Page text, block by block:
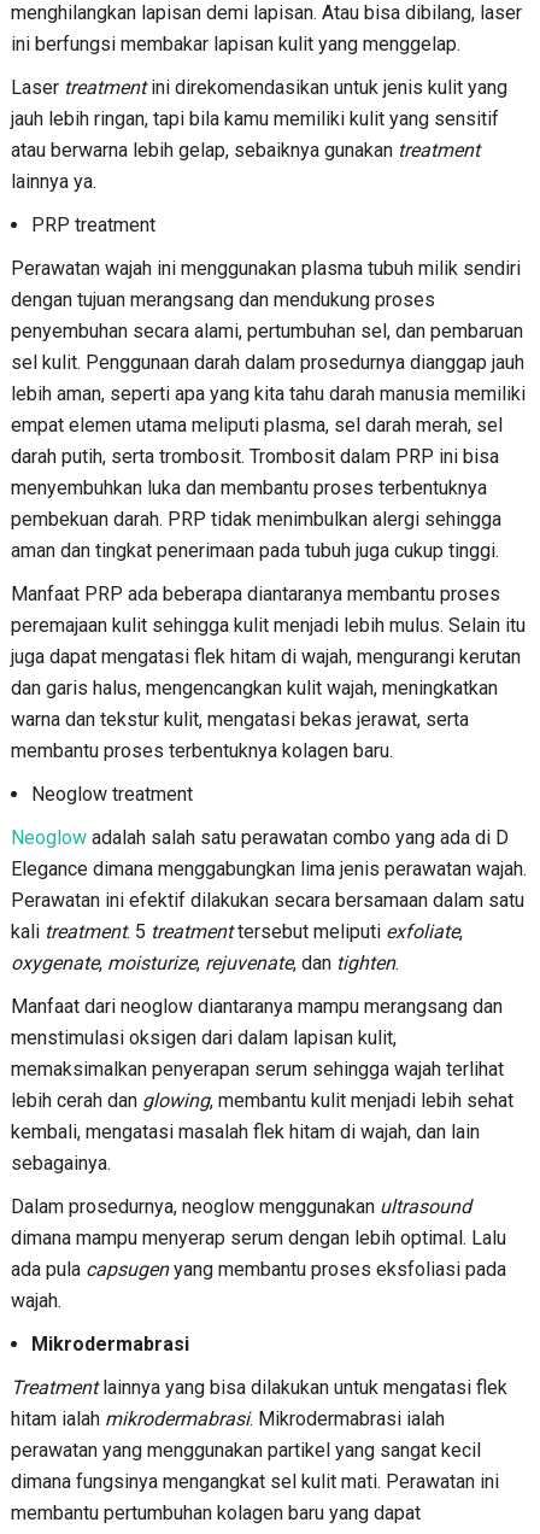
menghilangkan lapisan demi lapisan. Atau bisa dibilang, laser
ini berfungsi membakar lapisan kulit yang menggelap.
Laser treatmentini direkomendasikan untuk jenis kulit yang
jauh lebih ringan, tapi bila kamu memiliki kulit yang sensitif
atau berwarna lebih gelap, sebaiknya gunakan treatment
lainnya ya.
PRP treatment
Perawatan wajah ini menggunakan plasma tubuh milik sendiri
dengan tujuan merangsang dan mendukung proses
penyembuhan secara alami, pertumbuhan sel, dan pembaruan
sel kulit. Penggunaan darah dalam prosedurnya dianggap jauh
lebih aman, seperti apa yang kita tahu darah manusia memiliki
empat elemen utama meliputi plasma, sel darah merah, sel
darah putih, serta trombosit. Trombosit dalam PRP ini bisa
menyembuhkan luka dan membantu proses terbentuknya
pembekuan darah. PRP tidak menimbulkan alergi sehingga
aman dan tingkat penerimaan pada tubuh juga cukup tinggi.
Manfaat PRP ada beberapa diantaranya membantu proses
peremajaan kulit sehingga kulit menjadi lebih mulus. Selain itu
juga dapat mengatasi flek hitam di wajah, mengurangi kerutan
dan garis halus, mengencangkan kulit wajah, meningkatkan
warna dan tekstur kulit, mengatasi bekas jerawat, serta
membantu proses terbentuknya kolagen baru.
Neoglow treatment
Neoglowadalah salah satu perawatan combo yang ada di D
Elegance dimana menggabungkan lima jenis perawatan wajah.
Perawatan ini efektif dilakukan secara bersamaan dalam satu
kali treatment. 5 treatmenttersebut meliputi exfoliate,
oxygenate, moisturize, rejuvenate, dan tighten.
Manfaat dari neoglow diantaranya mampu merangsang dan
menstimulasi oksigen dari dalam lapisan kulit,
memaksimalkan penyerapan serum sehingga wajah terlihat
lebih cerah dan glowing, membantu kulit menjadi lebih sehat
kembali, mengatasi masalah flek hitam di wajah, dan lain
sebagainya.
Dalam prosedurnya, neoglow menggunakan ultrasound
dimana mampu menyerap serum dengan lebih optimal. Lalu
ada pula capsugenyang membantu proses eksfoliasi pada
wajah.
Mikrodermabrasi
Treatmentlainnya yang bisa dilakukan untuk mengatasi flek
hitam ialah mikrodermabrasi. Mikrodermabrasi ialah
perawatan yang menggunakan partikel yang sangat kecil
dimana fungsinya mengangkat sel kulit mati. Perawatan ini
membantu pertumbuhan kolagen baru yang dapat